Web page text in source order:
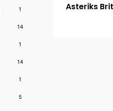
1
14
1
14
1
5
Asteriks